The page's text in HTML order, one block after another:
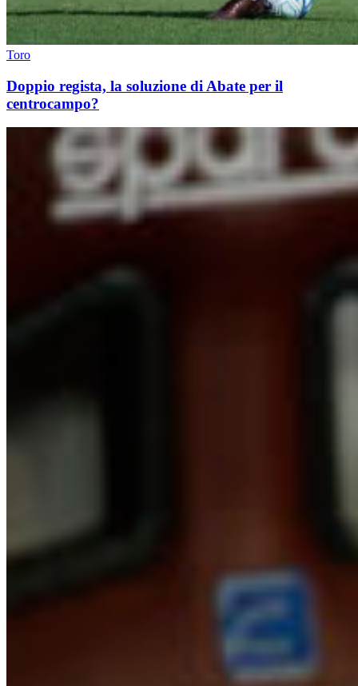
Toro
Doppio regista, la soluzione di Abate per il
centrocampo?